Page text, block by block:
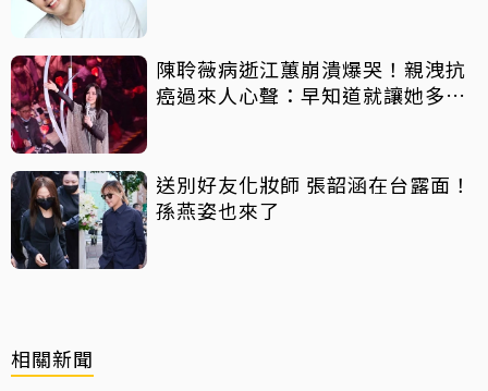
陳聆薇病逝江蕙崩潰爆哭！親洩抗
癌過來人心聲：早知道就讓她多化
送別好友化妝師 張韶涵在台露面！
孫燕姿也來了
相關新聞